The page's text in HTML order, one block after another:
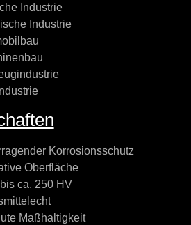
Industrie
Industrie
Korrosionsschutz
Oberfläche
ca. 250 HV
Maßhaltigkeit